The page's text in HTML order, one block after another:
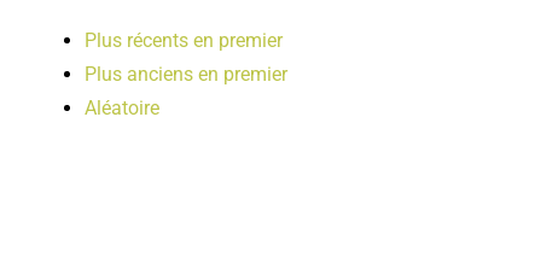
Plus récents en premier
Plus anciens en premier
Aléatoire